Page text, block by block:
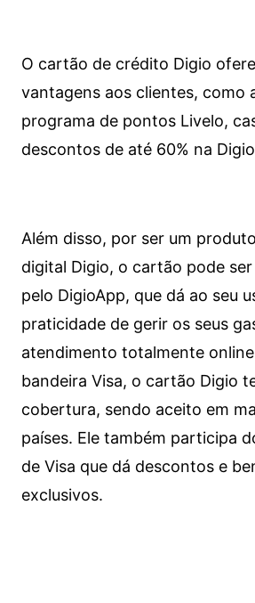
O cartão de crédito Digio
vantagens aos clientes, como
programa de pontos Livelo,
descontos de até 60% na
Além disso, por ser um
digital Digio, o cartão pode
pelo DigioApp, que dá ao seu
praticidade de gerir os seus
atendimento totalmente
bandeira Visa, o cartão Digio
cobertura, sendo aceito em
países. Ele também participa
de Visa que dá descontos e
exclusivos.